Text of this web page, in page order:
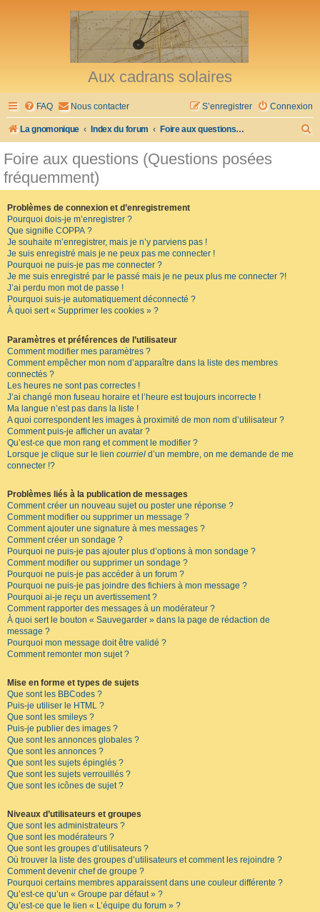
Aux cadrans solaires
FAQ Nous contacter Connexion
S’enregistrer
La gnomonique Index du forum Foire aux questions (Questions posées fréquemment)
Foire aux questions (Questions posées
fréquemment)
Problèmes de connexion et d’enregistrement
Pourquoi dois-je m’enregistrer ?
Que signifie COPPA ?
Je souhaite m’enregistrer, mais je n’y parviens pas !
Je suis enregistré mais je ne peux pas me connecter !
Pourquoi ne puis-je pas me connecter ?
Je me suis enregistré par le passé mais je ne peux plus me connecter ?!
J’ai perdu mon mot de passe !
Pourquoi suis-je automatiquement déconnecté ?
À quoi sert « Supprimer les cookies » ?
Paramètres et préférences de l’utilisateur
Comment modifier mes paramètres ?
Comment empêcher mon nom d’apparaître dans la liste des membres
connectés ?
Les heures ne sont pas correctes !
J’ai changé mon fuseau horaire et l’heure est toujours incorrecte !
Ma langue n’est pas dans la liste !
A quoi correspondent les images à proximité de mon nom d’utilisateur ?
Comment puis-je afficher un avatar ?
Qu’est-ce que mon rang et comment le modifier ?
Lorsque je clique sur le lien courriel d’un membre, on me demande de me
connecter !?
Problèmes liés à la publication de messages
Comment créer un nouveau sujet ou poster une réponse ?
Comment modifier ou supprimer un message ?
Comment ajouter une signature à mes messages ?
Comment créer un sondage ?
Pourquoi ne puis-je pas ajouter plus d’options à mon sondage ?
Comment modifier ou supprimer un sondage ?
Pourquoi ne puis-je pas accéder à un forum ?
Pourquoi ne puis-je pas joindre des fichiers à mon message ?
Pourquoi ai-je reçu un avertissement ?
Comment rapporter des messages à un modérateur ?
À quoi sert le bouton « Sauvegarder » dans la page de rédaction de
message ?
Pourquoi mon message doit être validé ?
Comment remonter mon sujet ?
Mise en forme et types de sujets
Que sont les BBCodes ?
Puis-je utiliser le HTML ?
Que sont les smileys ?
Puis-je publier des images ?
Que sont les annonces globales ?
Que sont les annonces ?
Que sont les sujets épinglés ?
Que sont les sujets verrouillés ?
Que sont les icônes de sujet ?
Niveaux d’utilisateurs et groupes
Que sont les administrateurs ?
Que sont les modérateurs ?
Que sont les groupes d’utilisateurs ?
Où trouver la liste des groupes d’utilisateurs et comment les rejoindre ?
Comment devenir chef de groupe ?
Pourquoi certains membres apparaissent dans une couleur différente ?
Qu’est-ce qu’un « Groupe par défaut » ?
Qu’est-ce que le lien « L’équipe du forum » ?